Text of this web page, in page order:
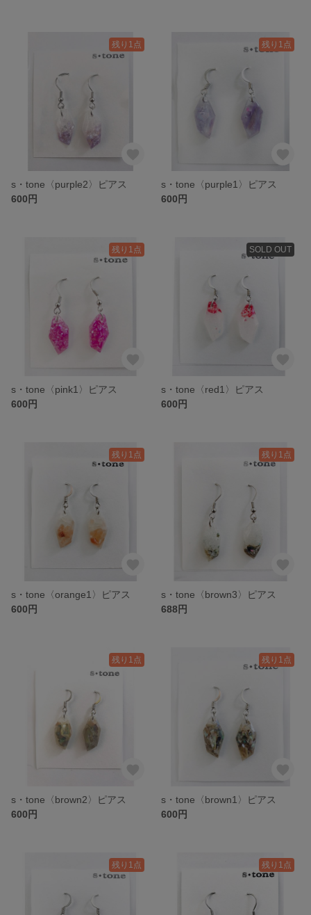
残り1点
s・tone〈purple2〉ピアス
600円
残り1点
s・tone〈purple1〉ピアス
600円
残り1点
s・tone〈pink1〉ピアス
600円
SOLD OUT
s・tone〈red1〉ピアス
600円
残り1点
s・tone〈orange1〉ピアス
600円
残り1点
s・tone〈brown3〉ピアス
688円
残り1点
s・tone〈brown2〉ピアス
600円
残り1点
s・tone〈brown1〉ピアス
600円
残り1点 残り1点